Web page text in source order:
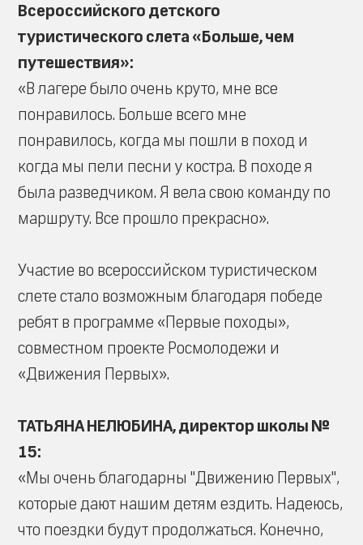
Всероссийского детского
туристического слета «Больше, чем
путешествия»:
«В лагере было очень круто, мне все
понравилось. Больше всего мне
понравилось, когда мы пошли в поход и
когда мы пели песни у костра. В походе я
была разведчиком. Я вела свою команду по
маршруту. Все прошло прекрасно».
Участие во всероссийском туристическом
слете стало возможным благодаря победе
ребят в программе «Первые походы»,
совместном проекте Росмолодежи и
«Движения Первых».
ТАТЬЯНА НЕЛЮБИНА, директор школы №
15:
«Мы очень благодарны "Движению Первых",
которые дают нашим детям ездить. Надеюсь,
что поездки будут продолжаться. Конечно,